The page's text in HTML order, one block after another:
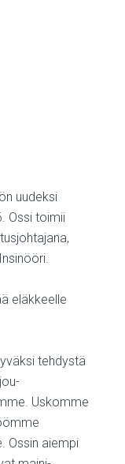
uudeksi
Ossi toimii
eläkkeelle
tehdystä
Uskomme
Ossin aiempi